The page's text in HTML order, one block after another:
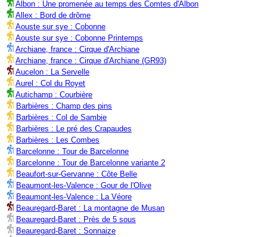
Albon : Une promenée au temps des Comtes d'Albon
Allex : Bord de drôme
Aouste sur sye : Cobonne
Aouste sur sye : Cobonne Printemps
Archiane, france : Cirque d'Archiane
Archiane, france : Cirque d'Archiane (GR93)
Aucelon : La Servelle
Aurel : Col du Royet
Autichamp : Courbière
Barbières : Champ des pins
Barbières : Col de Sambie
Barbières : Le pré des Crapaudes
Barbières : Les Combes
Barcelonne : Tour de Barcelonne
Barcelonne : Tour de Barcelonne variante 2
Beaufort-sur-Gervanne : Côte Belle
Beaumont-les-Valence : Gour de l'Olive
Beaumont-les-Valence : La Véore
Beauregard-Baret : La montagne de Musan
Beauregard-Baret : Près de 5 sous
Beauregard-Baret : Sonnaize